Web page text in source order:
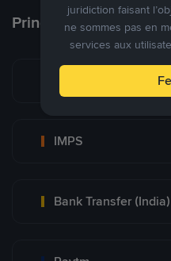
Principaux modes de
IMPS
Bank Transfer (India)
juridiction faisant
ne sommes pas en
services aux